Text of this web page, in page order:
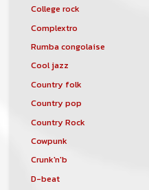
College rock
Complextro
Rumba congolaise
Cool jazz
Country folk
Country pop
Country Rock
Cowpunk
Crunk'n'b
D-beat